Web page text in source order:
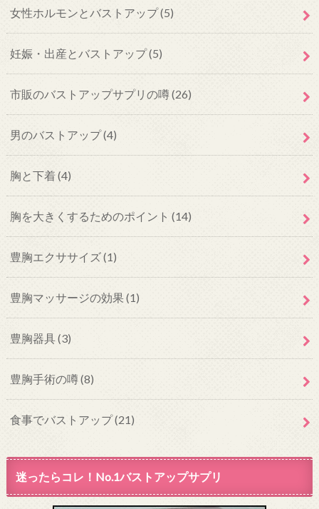
女性ホルモンとバストアップ(5)
妊娠・出産とバストアップ(5)
市販のバストアップサプリの噂(26)
男のバストアップ(4)
胸と下着(4)
胸を大きくするためのポイント (14)
豊胸エクササイズ(1)
豊胸マッサージの効果(1)
豊胸器具(3)
豊胸手術の噂(8)
食事でバストアップ(21)
迷ったらコレ！No.1バストアップサプリ